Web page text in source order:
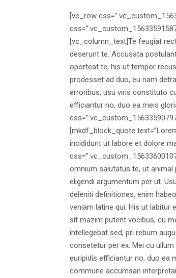
[vc_row
[vc_column_text]Te feugiat
deserunt te. Accusata
oporteat te, his ut tempor
prodesset ad duo, eu nam
erroribus, usu viris constituto
efficiantur no, duo ea meis
[mkdf_block_quote
incididunt ut labore et dolore
omnium salutatus te, ut
eligendi argumentum per ut.
deleniti definitiones, enim
veniam latine qui. His ut labitur
sit mazim putent vocibus, cu
intellegebat sed, pri rebum
consetetur per ex. Mei cu
euripidis efficiantur no, duo ea
commune accumsan